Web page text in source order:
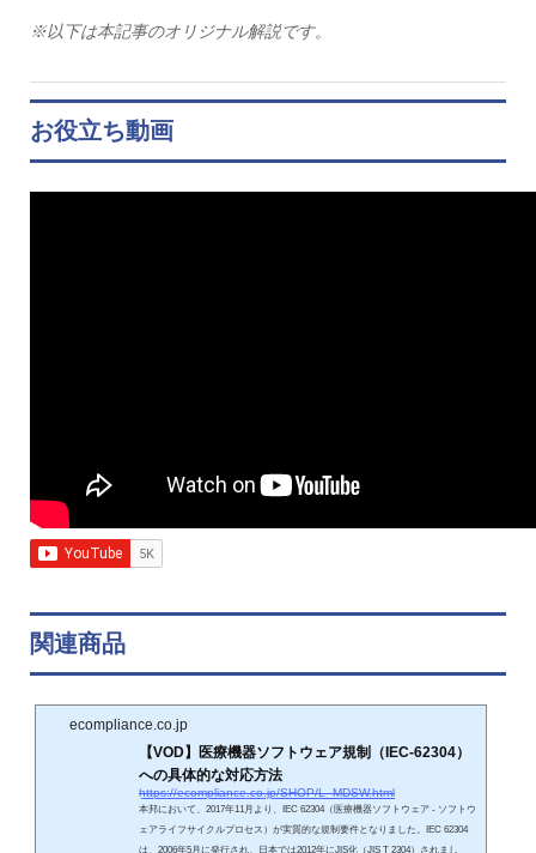
※以下は本記事のオリジナル解説です。
お役立ち動画
関連商品
ecompliance.co.jp
【VOD】医療機器ソフトウェア規制（IEC-62304）
への具体的な対応方法
https://ecompliance.co.jp/SHOP/L_MDSW.html
本邦において、2017年11月より、IEC 62304（医療機器ソフトウェア ‐ ソフトウ
ェアライフサイクルプロセス）が実質的な規制要件となりました。IEC 62304
は、2006年5月に発行され、日本では2012年にJIS化（JIS T 2304）されまし